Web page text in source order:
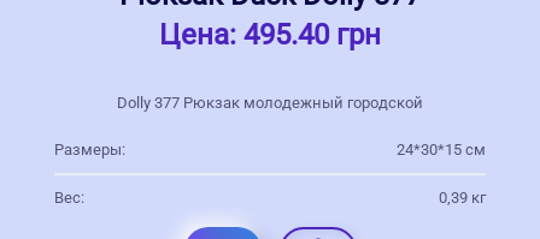
Цена: 495.40 грн
Dolly 377 Рюкзак молодежный городской
Размеры: 24*30*15 см
Вес: 0,39 кг